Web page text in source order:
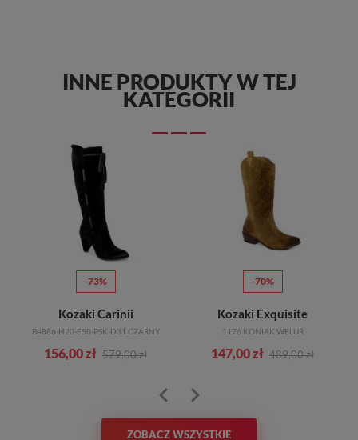
INNE PRODUKTY W TEJ
KATEGORII
-73%
Kozaki Carinii
B4886-H20-E50-PSK-D31 CZARNY
156,00 zł 579,00 zł
-70%
Kozaki Exquisite
1176 KONIAK WELUR
147,00 zł 489,00 zł
ZOBACZ WSZYSTKIE